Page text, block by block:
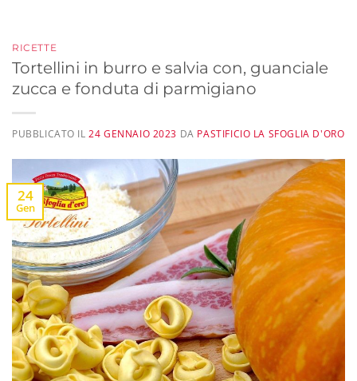
RICETTE
Tortellini in burro e salvia con, guanciale
zucca e fonduta di parmigiano
PUBBLICATO IL 24 GENNAIO 2023 DA PASTIFICIO LA SFOGLIA D'ORO
24
Gen